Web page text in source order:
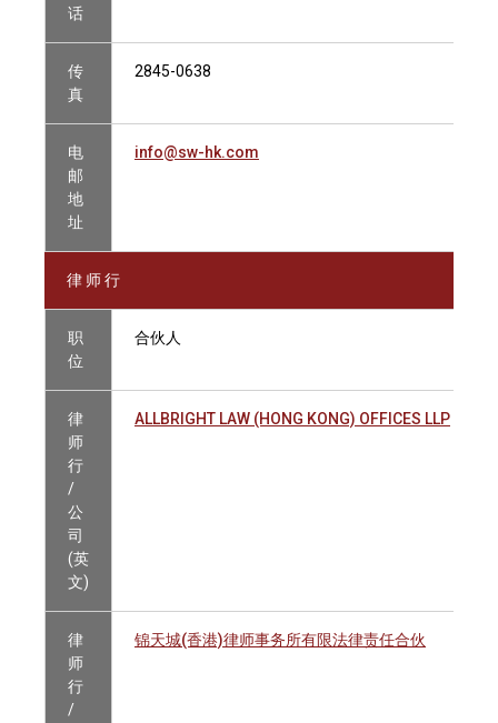
话
传
真
2845-0638
电
邮
地
址
info@sw-hk.com
律 师 行
职
位
合伙人
律
师
行
/
公
司
(英
文)
ALLBRIGHT LAW (HONG KONG) OFFICES LLP
律
师
行
/
锦天城(香港)律师事务所有限法律责任合伙